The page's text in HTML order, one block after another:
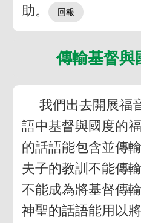
助。
傳輸基督與
我們出去開展福
語中基督與國度的
的話語能包含並傳
夫子的教訓不能傳
不能成為將基督傳
神聖的話語能用以